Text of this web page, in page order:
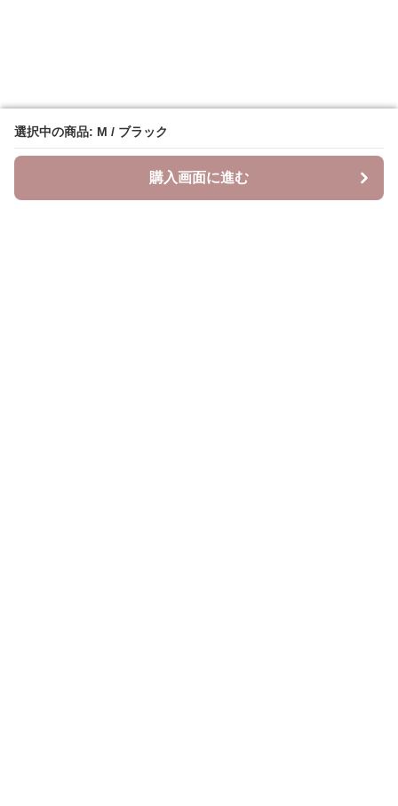
選択中の商品: M / ブラック
購入画面に進む
選択中の商品: M / ブラック
購入画面に進む